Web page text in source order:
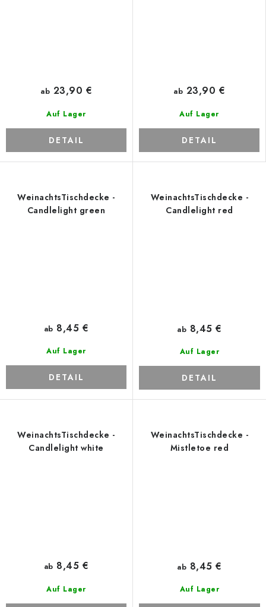
Auf Lager
ab 23,90 €
DETAIL
Auf Lager
ab 23,90 €
DETAIL
WeinachtsTischdecke -
Candlelight green
Auf Lager
ab 8,45 €
DETAIL
WeinachtsTischdecke -
Candlelight red
Auf Lager
ab 8,45 €
DETAIL
WeinachtsTischdecke -
Candlelight white
Auf Lager
ab 8,45 €
WeinachtsTischdecke -
Mistletoe red
Auf Lager
ab 8,45 €